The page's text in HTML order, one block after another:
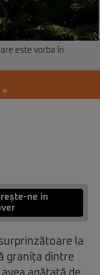
este vorba în
»
ne in
la
granița dintre